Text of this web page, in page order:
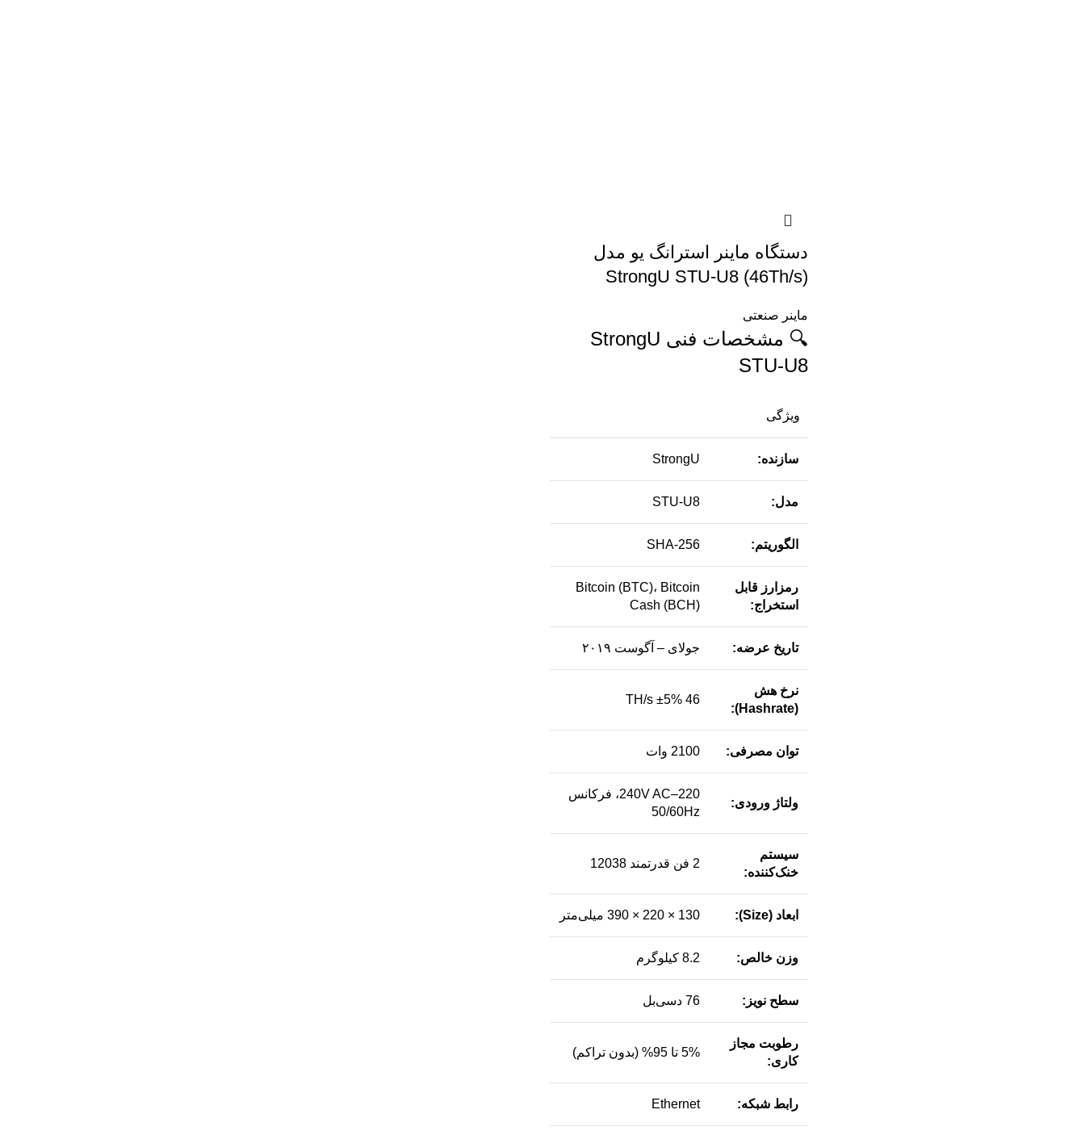
دستگاه ماینر استرانگ یو مدل
StrongU STU-U8 (46Th/s)
ماینر صنعتی
🔍 مشخصات فنی StrongU
STU-U8
ویژگی
سازنده: StrongU
مدل: STU-U8
الگوریتم: SHA-256
رمزارز قابل
استخراج:
Bitcoin (BTC)، Bitcoin
Cash (BCH)
تاریخ عرضه: جولای – آگوست ۲۰۱۹
نرخ هش
(Hashrate):
46 TH/s ±5%
توان مصرفی: 2100 وات
ولتاژ ورودی:
220–240V AC، فرکانس
50/60Hz
سیستم
خنک‌کننده:
2 فن قدرتمند 12038
ابعاد (Size): 130 × 220 × 390 میلی‌متر
وزن خالص: 8.2 کیلوگرم
سطح نویز: 76 دسی‌بل
رطوبت مجاز
کاری:
5% تا 95% (بدون تراکم)
رابط شبکه: Ethernet